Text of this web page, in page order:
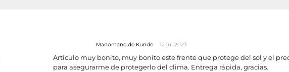
Manomano.de Kunde 12 jul 2023
Artículo muy bonito, muy bonito este frente que protege del sol y el
para asegurarme de protegerlo del clima. Entrega rápida, gracias.